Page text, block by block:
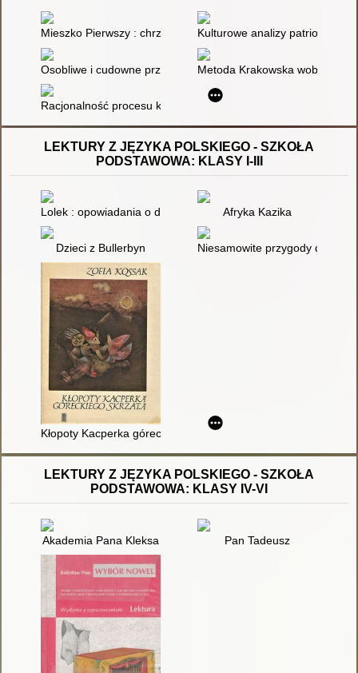
Mieszko Pierwszy : chrzest i początki PolskiKulturowe analizy patriotyzmu
Osobliwe i cudowne przypadki Avy LavenderMetoda Krakowska wobec
Racjonalność procesu kształcenia. T. 2,
LEKTURY Z JĘZYKA POLSKIEGO - SZKOŁA
PODSTAWOWA: KLASY I-III
Lolek : opowiadania o dzieciństwie Karola Wojtyły
Afryka Kazika
Dzieci z Bullerbyn Niesamowite przygody
Kłopoty Kacperka góreckiego skrzata : baśń
LEKTURY Z JĘZYKA POLSKIEGO - SZKOŁA
PODSTAWOWA: KLASY IV-VI
Akademia Pana Kleksa Pan Tadeusz